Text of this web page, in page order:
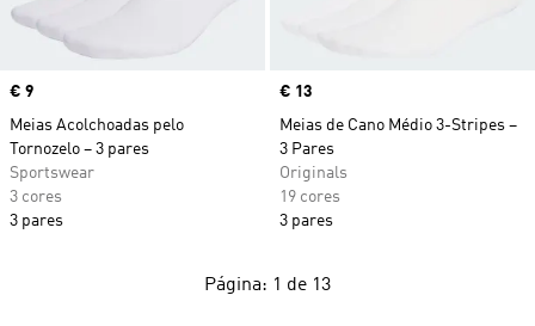
Price
€ 9
Meias Acolchoadas pelo
Tornozelo – 3 pares
Sportswear
3 cores
3 pares
Price
€ 13
Meias de Cano Médio 3-Stripes –
3 Pares
Originals
19 cores
3 pares
Página: 1 de 13